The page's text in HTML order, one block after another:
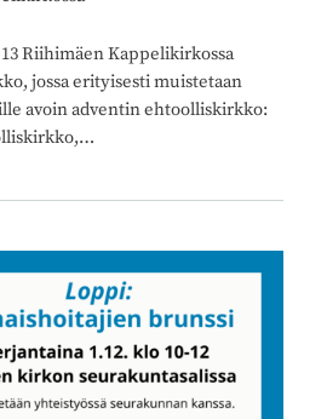
Riihimäen Kappelikirkossa
jossa erityisesti muistetaan
avoin adventin ehtoolliskirkko: